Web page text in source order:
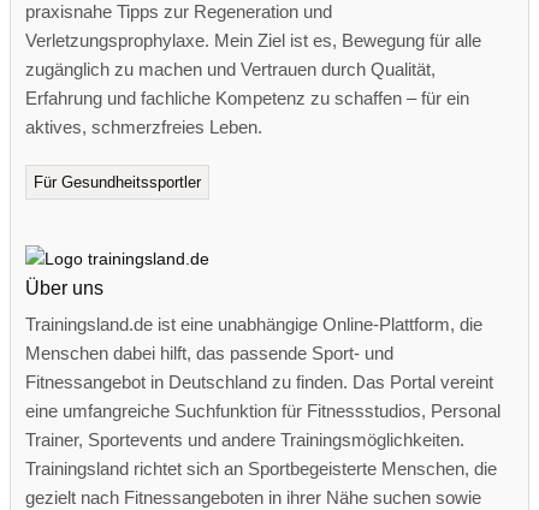
praxisnahe Tipps zur Regeneration und
Verletzungsprophylaxe. Mein Ziel ist es, Bewegung für alle
zugänglich zu machen und Vertrauen durch Qualität,
Erfahrung und fachliche Kompetenz zu schaffen – für ein
aktives, schmerzfreies Leben.
Für Gesundheitssportler
Über uns
Trainingsland.de ist eine unabhängige Online-Plattform, die
Menschen dabei hilft, das passende Sport- und
Fitnessangebot in Deutschland zu finden. Das Portal vereint
eine umfangreiche Suchfunktion für Fitnessstudios, Personal
Trainer, Sportevents und andere Trainingsmöglichkeiten.
Trainingsland richtet sich an Sportbegeisterte Menschen, die
gezielt nach Fitnessangeboten in ihrer Nähe suchen sowie